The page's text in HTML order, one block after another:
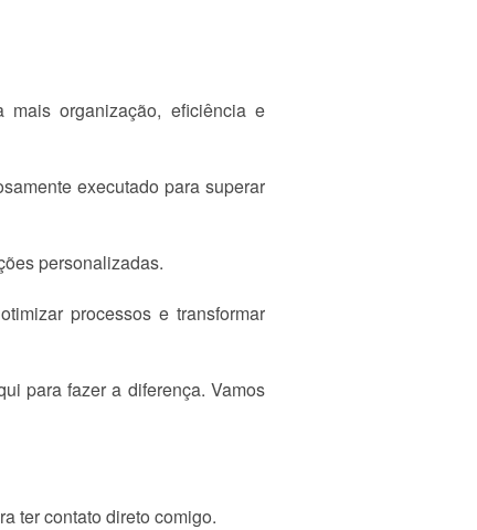
organização, eficiência e
executado para superar
personalizadas.
processos e transformar
para fazer a diferença. Vamos
ter contato direto comigo.